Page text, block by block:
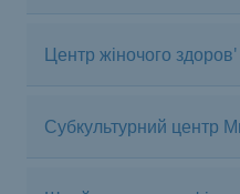
Центр жіночого здоров'
Субкультурний центр